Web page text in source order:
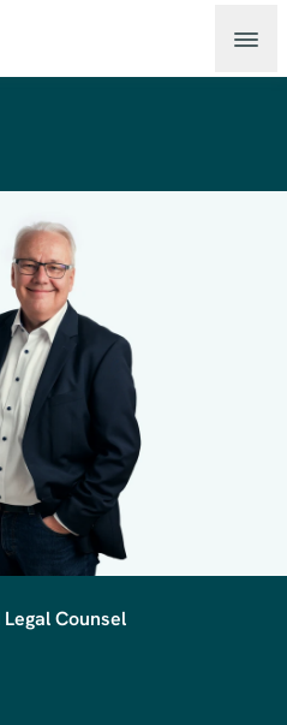
Counsel